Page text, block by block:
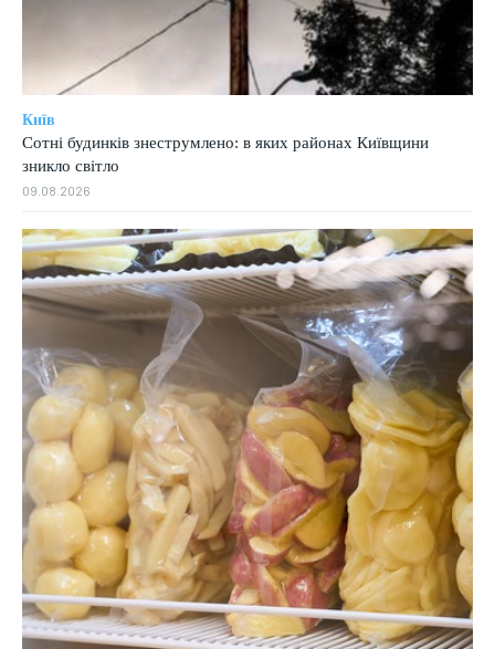
Київ
Сотні будинків знеструмлено: в яких районах Київщини
зникло світло
09.08.2026